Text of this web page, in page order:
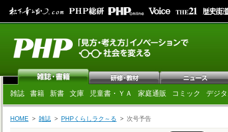
雑誌 書籍 新書 文庫 児童書・ＹＡ 家庭通販 コミック デジ
HOME 雑誌 PHPくらしラク～る 次号予告